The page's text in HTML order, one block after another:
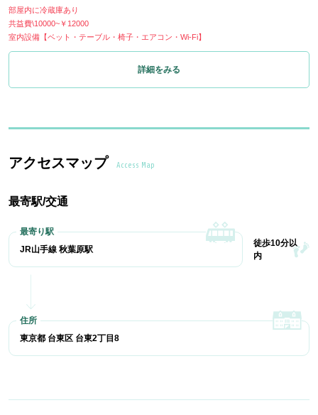
部屋内に冷蔵庫あり
共益費\10000~￥12000
室内設備【ベット・テーブル・椅子・エアコン・Wi-Fi】
詳細をみる
アクセスマップ Access Map
最寄駅/交通
JR山手線 秋葉原駅
徒歩10分以
内
東京都 台東区 台東2丁目8